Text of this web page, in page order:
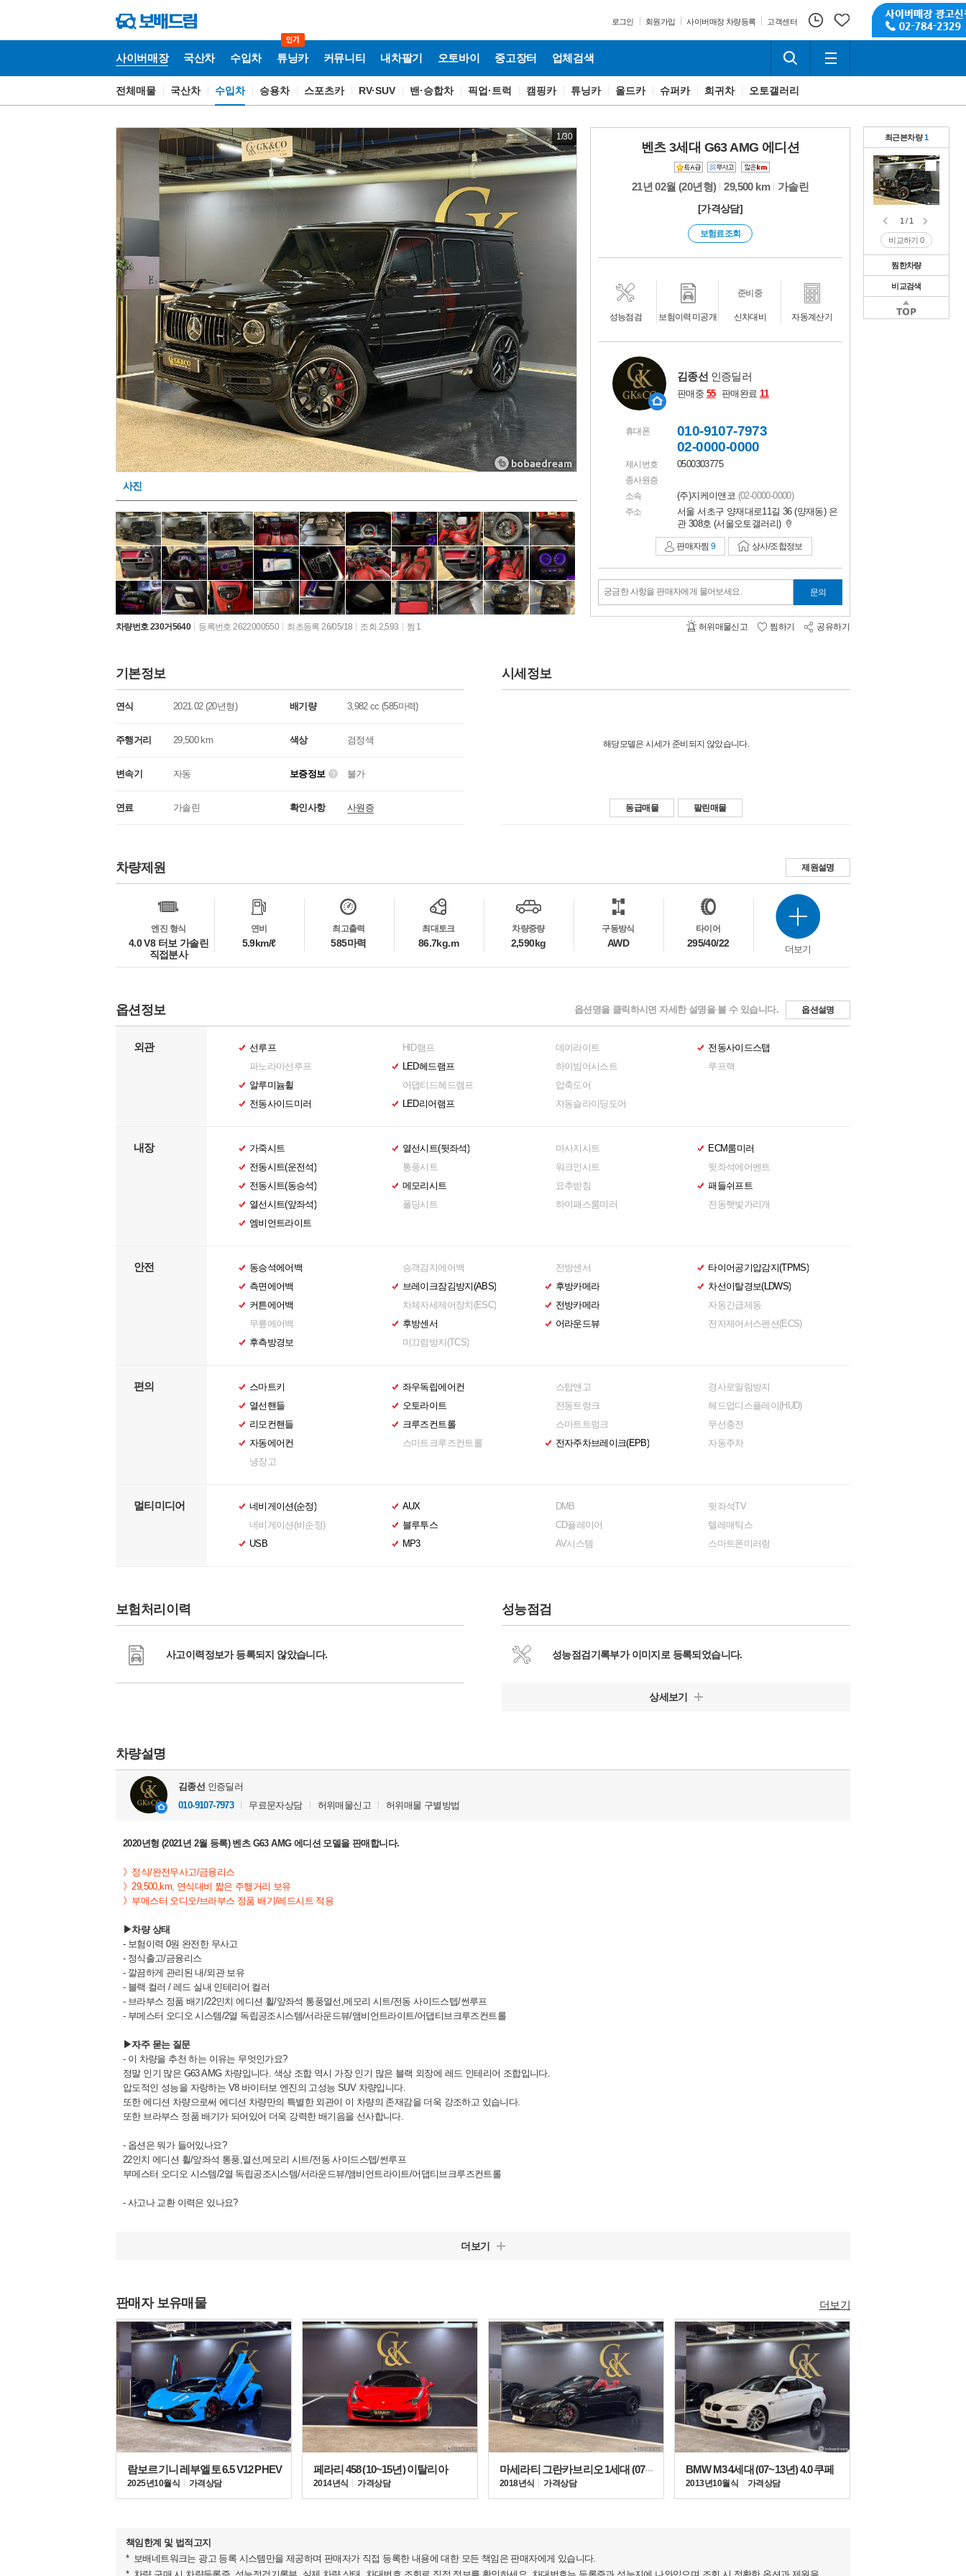
로그인 회원가입 사이버매장 차량등록 고객센터
사이버매장 국산차 수입차 튜닝카 커뮤니티 내차팔기 오토바이 중고장터 업체검색
사
전체매물 국산차 수입차 승용차 스포츠카 RV·SUV 밴·승합차 픽업·트럭 캠핑카 튜닝카 올드카 슈퍼카 희귀차 오토갤러리
1/30
사진
차량번호 230거5640 등록번호 2622000550 최초등록 26/05/18 조회 2,593 찜 1
벤츠 3세대 G63 AMG 에디션
21년 02월 (20년형) 29,500 km 가솔린
[가격상담]
보험료조회
성능점검 보험이력 미공개 신차대비
준비중
자동계산기
김종선 인증딜러
판매중 55 판매완료 11
휴대폰
010-9107-7973
02-0000-0000
제시번호 0500303775
종사원증
소속
(주)지케이앤코 (02-0000-0000)
주소
서울 서초구 양재대로11길 36 (양재동) 은
관 308호 (서울오토갤러리)
판매자찜9 상사/조합정보
궁금한 사항을 판매자에게 물어보세요. 문의
허위매물신고 찜하기 공유하기
기본정보
연식 2021.02 (20년형) 배기량 3,982 cc (585마력)
주행거리 29,500 km 색상 검정색
변속기 자동 보증정보 불가
연료 가솔린 확인사항 사원증
시세정보
해당모델은 시세가 준비되지 않았습니다.
동급매물 팔린매물
차량제원
제원설명
엔진 형식
4.0 V8 터보 가솔린
직접분사
연비
5.9km/ℓ
최고출력
585마력
최대토크
86.7kg.m
차량중량
2,590kg
구동방식
AWD
타이어
295/40/22
더보기
옵션정보 옵션명을 클릭하시면 자세한 설명을 볼 수 있습니다. 옵션설명
외관
선루프
파노라마선루프
알루미늄휠
전동사이드미러
HID램프
LED헤드램프
어댑티드헤드램프
LED리어램프
데이라이트
하이빔어시스트
압축도어
자동슬라이딩도어
전동사이드스탭
루프랙
내장
가죽시트
전동시트(운전석)
전동시트(동승석)
열선시트(앞좌석)
열선시트(뒷좌석)
통풍시트
메모리시트
폴딩시트
마사지시트
워크인시트
요추받침
하이패스룸미러
ECM룸미러
뒷좌석에어벤트
패들쉬프트
전동햇빛가리개
엠비언트라이트
안전
동승석에어백
측면에어백
커튼에어백
무릎에어백
승객감지에어백
브레이크잠김방지(ABS)
차체자세제어장치(ESC)
후방센서
전방센서
후방카메라
전방카메라
어라운드뷰
타이어공기압감지(TPMS)
차선이탈경보(LDWS)
자동긴급제동
전자제어서스펜션(ECS)
후측방경보
미끄럼방지(TCS)
편의
스마트키
열선핸들
리모컨핸들
자동에어컨
좌우독립에어컨
오토라이트
크루즈컨트롤
스마트크루즈컨트롤
스탑앤고
전동트렁크
스마트트렁크
전자주차브레이크(EPB)
경사로밀림방지
헤드업디스플레이(HUD)
무선충전
자동주차
냉장고
멀티미디어
네비게이션(순정)
네비게이션(비순정)
USB
AUX
블루투스
MP3
DMB
CD플레이어
AV시스템
뒷좌석TV
텔레매틱스
스마트폰미러링
보험처리이력
사고이력정보가 등록되지 않았습니다.
성능점검
성능점검기록부가 이미지로 등록되었습니다.
상세보기
차량설명
김종선 인증딜러
010-9107-7973
무료문자상담 허위매물신고 허위매물 구별방법
2020년형 (2021년 2월 등록) 벤츠 G63 AMG 에디션 모델을 판매합니다.
》정식/완전무사고/금융리스
》29,500,km, 연식대비 짧은 주행거리 보유
》부메스터 오디오/브라부스 정품 배기/레드시트 적용
▶차량 상태
- 보험이력 0원 완전한 무사고
- 정식출고/금융리스
- 깔끔하게 관리된 내/외관 보유
- 블랙 컬러 / 레드 실내 인테리어 컬러
- 브라부스 정품 배기/22인치 에디션 휠/앞좌석 통풍열선,메모리 시트/전동 사이드스텝/썬루프
- 부메스터 오디오 시스템/2열 독립공조시스템/서라운드뷰/앰비언트라이트/어댑티브크루즈컨트롤
▶자주 묻는 질문
- 이 차량을 추천 하는 이유는 무엇인가요?
정말 인기 많은 G63 AMG 차량입니다. 색상 조합 역시 가장 인기 많은 블랙 외장에 레드 인테리어 조합입니다.
압도적인 성능을 자랑하는 V8 바이터보 엔진의 고성능 SUV 차량입니다.
또한 에디션 차량으로써 에디션 차량만의 특별한 외관이 이 차량의 존재감을 더욱 강조하고 있습니다.
또한 브라부스 정품 배기가 되어있어 더욱 강력한 배기음을 선사합니다.
- 옵션은 뭐가 들어있나요?
22인치 에디션 휠/앞좌석 통풍,열선,메모리 시트/전동 사이드스텝/썬루프
부메스터 오디오 시스템/2열 독립공조시스템/서라운드뷰/앰비언트라이트/어댑티브크루즈컨트롤
- 사고나 교환 이력은 있나요?
해당 차량은 개인 위탁 차량이며 세금 계산서 발행이 어렵습니다.
원하실시 3%별도 부과됩니다.
▶판매자의 한마디
- 안녕하십니까. 지캐이앤코 김종선 대표입니다.
- 이렇게 제 차량에 관심가져 주신점 진심으로 감사드립니다.
- 100% 실제 판매하는 차량만을 광고 등록하고 있습니다.
- 차량을 직접 매입하여 판매하는 방식이기에 타시던차량에 대한 고가매입 및 위탁판매도 가능합니다.
- 차량 구입문의가 아니더라도 차량 매도를 원하시는 분께서는 주저말고 언제든 연락주십시요.
- 국산차,수입차,고가의 슈퍼카, 특장 의전 차량 등등 어떠한 차량이든 현장에서 차량상태 확인 후,
- 즉시 현금 매입 가능합니다.
▶판매자의 약속
- 타고계시던 고객님의 소중한차량,최고가 매입 및 위탁판매를 약속합니다.
- 자동차 등록규칙 제33조 2항에 의한 관인계약서를 작성해 법적인보호를 받을수있게 해드리겠습니다.
▶벤츠 G바겐 풀체인지 신형 G63 AMG..
더보기
판매자 보유매물 더보기
람보르기니 레부엘토 6.5 V12 PHEV
2025년 10월식 가격상담
페라리 458 (10~15년) 이탈리아
2014년식 가격상담
마세라티 그란카브리오 1세대 (07~23년) 4.7
2018년식
가격상담
BMW M3 4세대 (07~13년) 4.0 쿠페
2013년 10월식 가격상담
책임한계 및 법적고지
보배네트워크는 광고 등록 시스템만을 제공하며 판매자가 직접 등록한 내용에 대한 모든 책임은 판매자에게 있습니다.
최근본차량1
1 / 1
비교하기0
찜한차량
1 / 1
비교하기
비교검색
1 / 1